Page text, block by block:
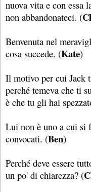
nuova vita e con essa
non abbandonateci. (
Benvenuta nel
cosa succede. (Kate)
Il motivo per cui Jack
perché temeva che ti
è che tu gli hai
Lui non è uno a cui si
convocati. (Ben)
Perché deve essere
un po' di chiarezza? (